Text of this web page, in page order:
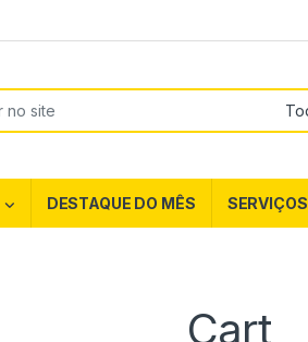
DESTAQUE DO MÊS SERVIÇOS
Cart